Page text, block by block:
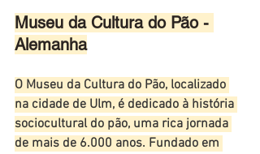
Museu da Cultura do Pão -
Alemanha
O Museu da Cultura do Pão, localizado
na cidade de Ulm, é dedicado à história
sociocultural do pão, uma rica jornada
de mais de 6.000 anos. Fundado em